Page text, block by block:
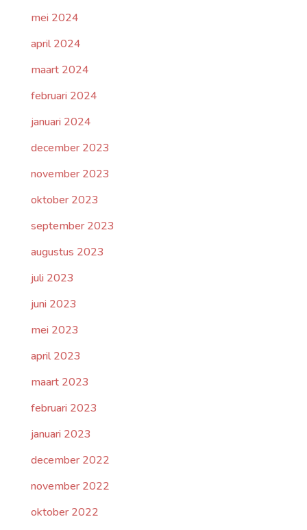
mei 2024
april 2024
maart 2024
februari 2024
januari 2024
december 2023
november 2023
oktober 2023
september 2023
augustus 2023
juli 2023
juni 2023
mei 2023
april 2023
maart 2023
februari 2023
januari 2023
december 2022
november 2022
oktober 2022